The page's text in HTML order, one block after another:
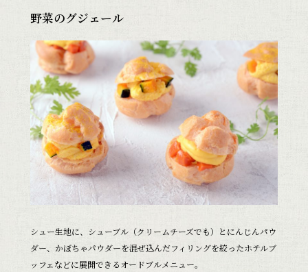
野菜のグジェール
シュー生地に、シューブル（クリームチーズでも）とにんじんパウ
ダー、かぼちゃパウダーを混ぜ込んだフィリングを絞ったホテルブ
ッフェなどに展開できるオードブルメニュー。